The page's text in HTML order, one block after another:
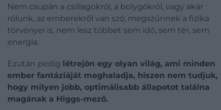
Nem csupán a csillagokról, a bolygókról, vagy akár
rólunk, az emberekről van szó; megszűnnek a fizika
törvényei is, nem lesz többet sem idő, sem tér, sem
energia.
Ezután pedig létrejön egy olyan világ, ami minden
ember fantáziáját meghaladja, hiszen nem tudjuk,
hogy milyen jobb, optimálisabb állapotot találna
magának a Higgs-mező.